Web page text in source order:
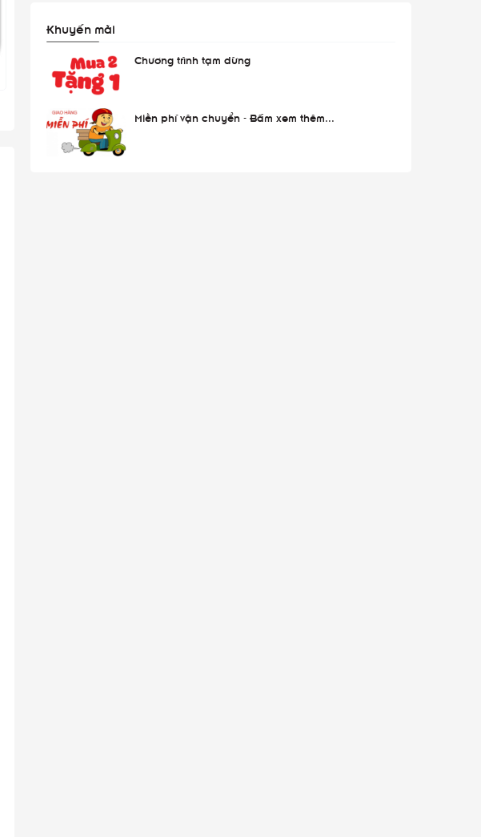
Khuyến mãi
Chương trình tạm dừng
Miễn phí vận chuyển - Bấm xem thêm...